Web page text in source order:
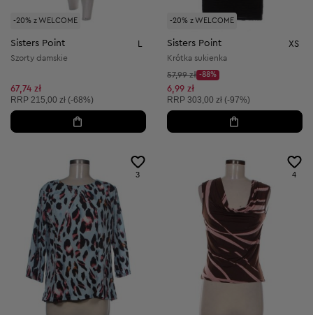
-20% z WELCOME
Sisters Point
Szorty damskie
67,74 zł
Cena sugerowana:
RRP 215,00 zł (-68%)
-20% z WELCOME
Sisters Point XS
Krótka sukienka
Cena początkowa:
57,99 zł
Discount Price:
-88%
Obniżona cena:
6,99 zł
Cena sugerowana:
RRP 303,00 zł (-97%)
3 4